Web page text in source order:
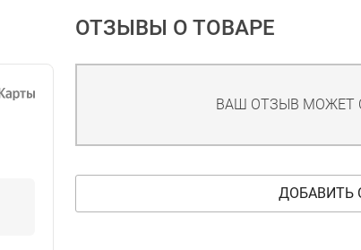
ОТЗЫВЫ О ТОВАРЕ
ВАШ ОТЗЫВ МОЖЕТ
ДОБАВИТЬ